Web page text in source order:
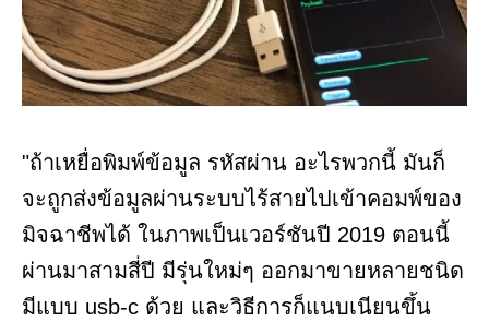
"ถ้าเหยื่อพิมพ์ข้อมูล รหัสผ่าน อะไรพวกนี้ มันก็
จะถูกส่งข้อมูลผ่านระบบไร้สายไปเข้าคอมพ์ของ
มิจฉาชีพได้ ในภาพเป็นเวอร์ชันปี 2019 ตอนนี้
ผ่านมาสามสี่ปี มีรุ่นใหม่ๆ ออกมาขายหลายชนิด
มีแบบ usb-c ด้วย และวิธีการก็แนบเนียนขึ้น